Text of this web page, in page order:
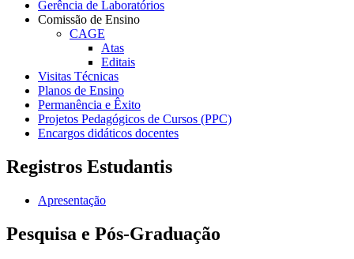
Gerência de Laboratórios
Comissão de Ensino
CAGE
Atas
Editais
Visitas Técnicas
Planos de Ensino
Permanência e Êxito
Projetos Pedagógicos de Cursos (PPC)
Encargos didáticos docentes
Registros Estudantis
Apresentação
Pesquisa e Pós-Graduação